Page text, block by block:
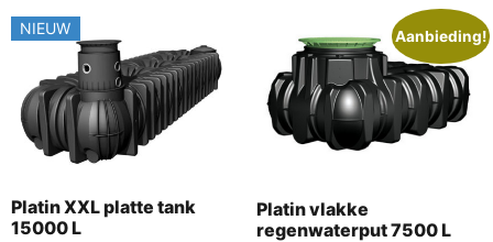
NIEUW
Platin XXL platte tank
15000 L
Aanbieding!
Platin vlakke
regenwaterput 7500 L